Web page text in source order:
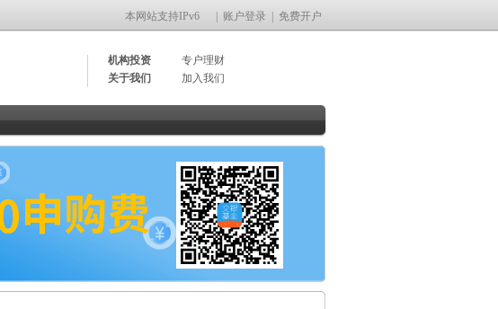
本网站支持IPv6 账户登录 免费开户
机构投资
专户理财
关于我们
加入我们